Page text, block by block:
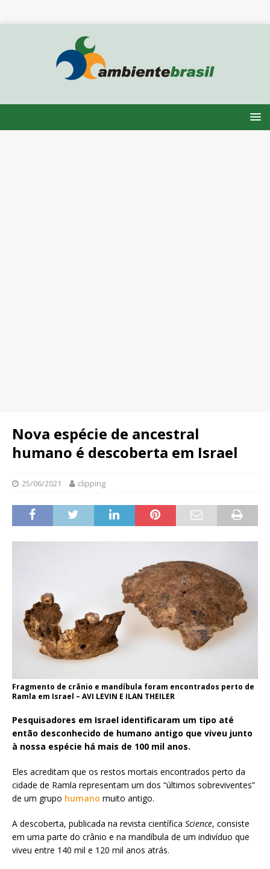
Nova espécie de ancestral
humano é descoberta em Israel
25/06/2021 clipping
Fragmento de crânio e mandíbula foram encontrados perto de
Ramla em Israel – AVI LEVIN E ILAN THEILER
Pesquisadores em Israel identificaram um tipo até
então desconhecido de humano antigo que viveu junto
à nossa espécie há mais de 100 mil anos.
Eles acreditam que os restos mortais encontrados perto da
cidade de Ramla representam um dos “últimos sobreviventes”
de um grupo humano muito antigo.
A descoberta, publicada na revista científica Science, consiste
em uma parte do crânio e na mandíbula de um indivíduo que
viveu entre 140 mil e 120 mil anos atrás.